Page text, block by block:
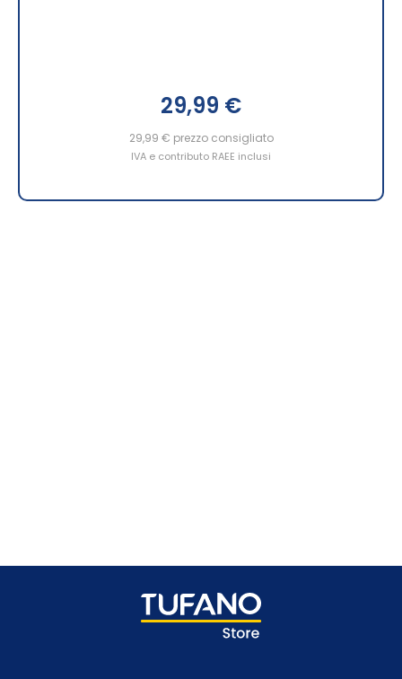
29,99 €
29,99 € prezzo consigliato
IVA e contributo RAEE inclusi